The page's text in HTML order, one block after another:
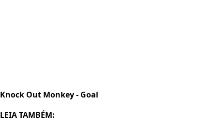
Knock Out Monkey - Goal
LEIA TAMBÉM: